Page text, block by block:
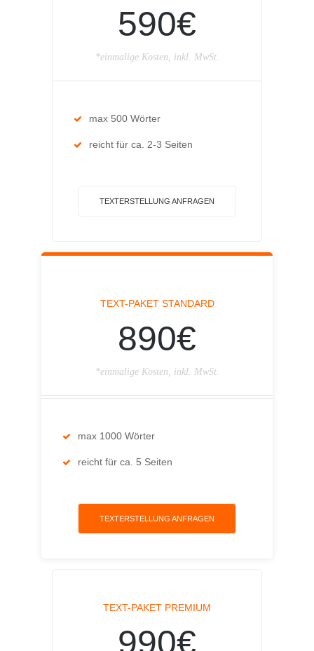
590€
*einmalige Kosten, inkl. MwSt.
max 500 Wörter
reicht für ca. 2-3 Seiten
TEXTERSTELLUNG ANFRAGEN
TEXT-PAKET STANDARD
890€
*einmalige Kosten, inkl. MwSt.
max 1000 Wörter
reicht für ca. 5 Seiten
TEXTERSTELLUNG ANFRAGEN
TEXT-PAKET PREMIUM
990€